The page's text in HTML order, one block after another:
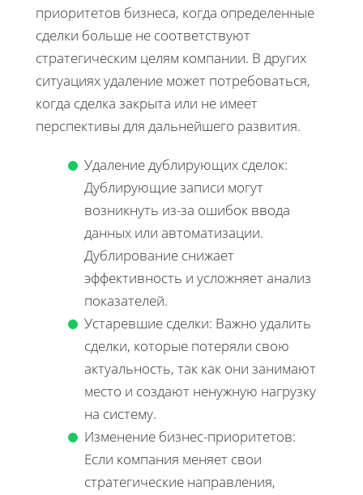
приоритетов бизнеса, когда определенные
сделки больше не соответствуют
стратегическим целям компании. В других
ситуациях удаление может потребоваться,
когда сделка закрыта или не имеет
перспективы для дальнейшего развития.
Удаление дублирующих сделок:
Дублирующие записи могут
возникнуть из-за ошибок ввода
данных или автоматизации.
Дублирование снижает
эффективность и усложняет анализ
показателей.
Устаревшие сделки: Важно удалить
сделки, которые потеряли свою
актуальность, так как они занимают
место и создают ненужную нагрузку
на систему.
Изменение бизнес-приоритетов:
Если компания меняет свои
стратегические направления,